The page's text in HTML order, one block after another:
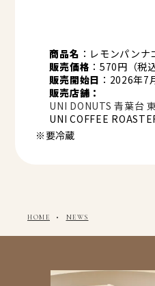
商品名 ：レモンパンナ
販売価格 ：570円（税込
販売開始日 ：2026年7
販売店舗：
UNI DONUTS 青葉台
UNI COFFEE
※要冷蔵
HOME ・ NEWS